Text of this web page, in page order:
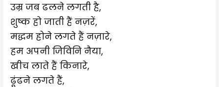
उम्र जब ढलने लगती है,
शुष्क हो जाती हैं नज़रें,
मद्धम होने लगते हैं नज़ारे,
हम अपनी जिविनि नैया,
खीच लाते हैं किनारे,
ढूंढने लगते हैं,